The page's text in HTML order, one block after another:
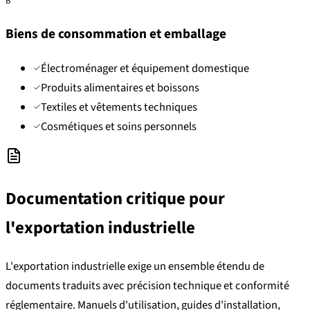
Biens de consommation et emballage
Électroménager et équipement domestique
Produits alimentaires et boissons
Textiles et vêtements techniques
Cosmétiques et soins personnels
Documentation critique pour
l'exportation industrielle
L'exportation industrielle exige un ensemble étendu de
documents traduits avec précision technique et conformité
réglementaire. Manuels d'utilisation, guides d'installation,